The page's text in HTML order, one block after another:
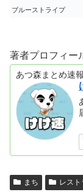
ブルーストライプ
著者プロフィー
あつ森まとめ速
まち レスト